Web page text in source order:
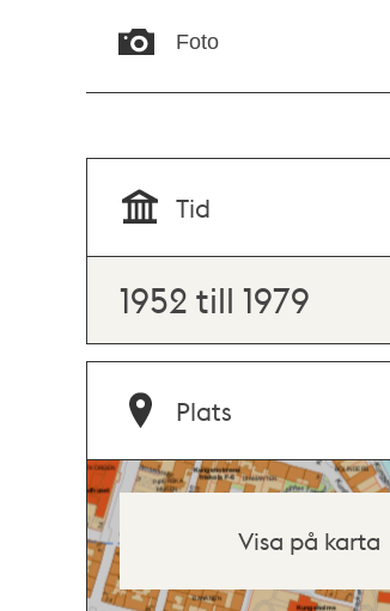
Foto
Tid
1952 till 1979
Plats
Visa på karta